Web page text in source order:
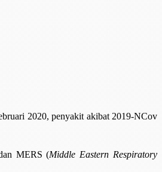
2020, penyakit akibat 2019-NCov
MERS (Middle Eastern Respiratory